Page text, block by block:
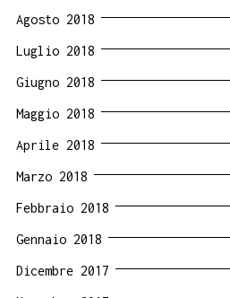
Agosto 2018
Luglio 2018
Giugno 2018
Maggio 2018
Aprile 2018
Marzo 2018
Febbraio 2018
Gennaio 2018
Dicembre 2017